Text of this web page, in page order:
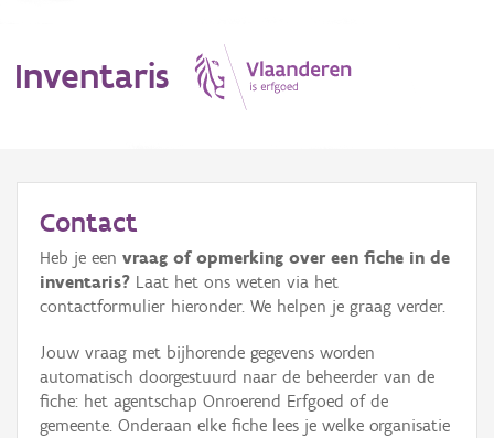
Inventaris
Erfgoedobject
Aanduidingsobject
Waarneming
Thema
Contact
Heb je een vraag of opmerking over een fiche in de
inventaris? Laat het ons weten via het
contactformulier hieronder. We helpen je graag verder.
Jouw vraag met bijhorende gegevens worden
automatisch doorgestuurd naar de beheerder van de
fiche: het agentschap Onroerend Erfgoed of de
gemeente. Onderaan elke fiche lees je welke organisatie